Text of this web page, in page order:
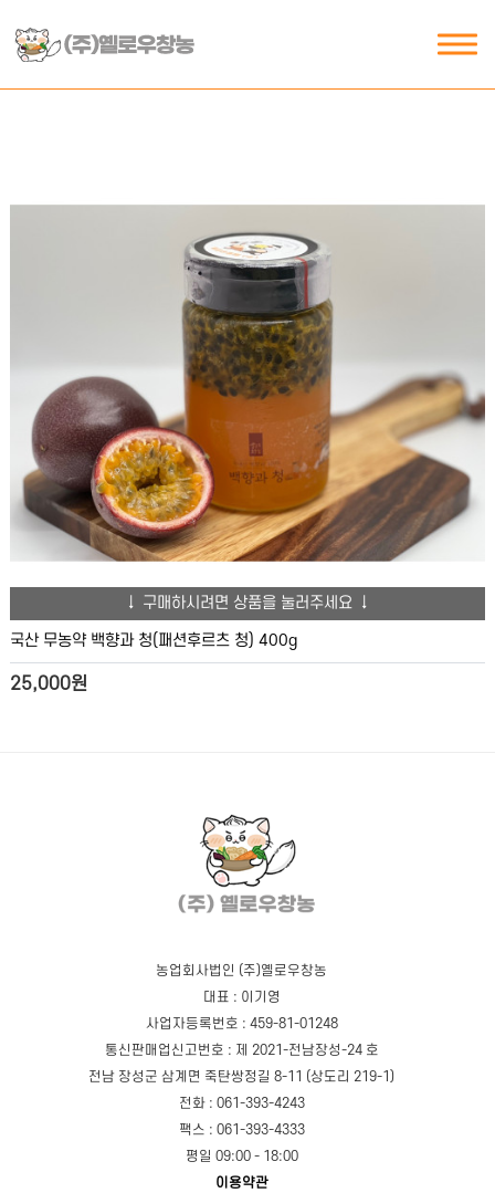
↓ 구매하시려면 상품을 눌러주세요 ↓
국산 무농약 백향과 청(패션후르츠 청) 400g
25,000원
농업회사법인 (주)옐로우창농
대표 : 이기영
사업자등록번호 : 459-81-01248
통신판매업신고번호 : 제 2021-전남장성-24 호
전남 장성군 삼계면 죽탄쌍정길 8-11 (상도리 219-1)
전화 : 061-393-4243
팩스 : 061-393-4333
평일 09:00 - 18:00
이용약관